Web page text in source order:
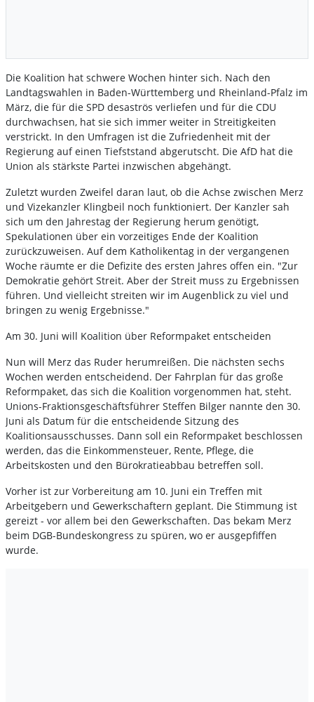
Die Koalition hat schwere Wochen hinter sich. Nach den
Landtagswahlen in Baden-Württemberg und Rheinland-Pfalz im
März, die für die SPD desaströs verliefen und für die CDU
durchwachsen, hat sie sich immer weiter in Streitigkeiten
verstrickt. In den Umfragen ist die Zufriedenheit mit der
Regierung auf einen Tiefststand abgerutscht. Die AfD hat die
Union als stärkste Partei inzwischen abgehängt.
Zuletzt wurden Zweifel daran laut, ob die Achse zwischen Merz
und Vizekanzler Klingbeil noch funktioniert. Der Kanzler sah
sich um den Jahrestag der Regierung herum genötigt,
Spekulationen über ein vorzeitiges Ende der Koalition
zurückzuweisen. Auf dem Katholikentag in der vergangenen
Woche räumte er die Defizite des ersten Jahres offen ein. "Zur
Demokratie gehört Streit. Aber der Streit muss zu Ergebnissen
führen. Und vielleicht streiten wir im Augenblick zu viel und
bringen zu wenig Ergebnisse."
Am 30. Juni will Koalition über Reformpaket entscheiden
Nun will Merz das Ruder herumreißen. Die nächsten sechs
Wochen werden entscheidend. Der Fahrplan für das große
Reformpaket, das sich die Koalition vorgenommen hat, steht.
Unions-Fraktionsgeschäftsführer Steffen Bilger nannte den 30.
Juni als Datum für die entscheidende Sitzung des
Koalitionsausschusses. Dann soll ein Reformpaket beschlossen
werden, das die Einkommensteuer, Rente, Pflege, die
Arbeitskosten und den Bürokratieabbau betreffen soll.
Vorher ist zur Vorbereitung am 10. Juni ein Treffen mit
Arbeitgebern und Gewerkschaftern geplant. Die Stimmung ist
gereizt - vor allem bei den Gewerkschaften. Das bekam Merz
beim DGB-Bundeskongress zu spüren, wo er ausgepfiffen
wurde.